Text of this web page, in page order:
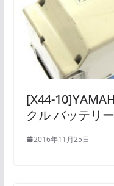
[X44-
クル バッテリ
2016年11月25日